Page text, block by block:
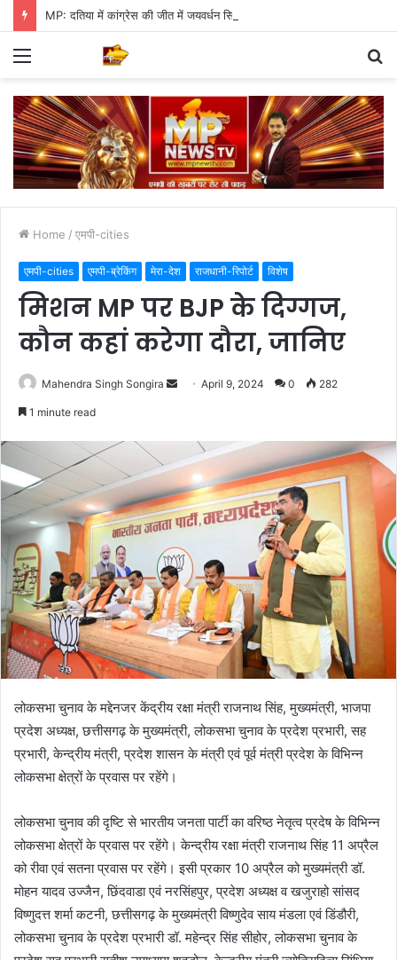
MP: दतिया में कांग्रेस की जीत में जयवर्धन सिंह का जादू, 35 में 30 बूथ जीते
Menu
Home / एमपी-cities
एमपी-cities एमपी-ब्रेकिंग मेरा-देश राजधानी-रिपोर्ट विशेष
मिशन MP पर BJP के दिग्गज,
कौन कहां करेगा दौरा, जानिए
Mahendra Singh Songira
Send April 9, 2024 0 282
1 minute read
लोकसभा चुनाव के मद्देनजर केंद्रीय रक्षा मंत्री राजनाथ सिंह, मुख्यमंत्री, भाजपा
प्रदेश अध्यक्ष, छत्तीसगढ़ के मुख्यमंत्री, लोकसभा चुनाव के प्रदेश प्रभारी, सह
प्रभारी, केन्द्रीय मंत्री, प्रदेश शासन के मंत्री एवं पूर्व मंत्री प्रदेश के विभिन्न
लोकसभा क्षेत्रों के प्रवास पर रहेंगे।
लोकसभा चुनाव की दृष्टि से भारतीय जनता पार्टी का वरिष्ठ नेतृत्व प्रदेष के विभिन्न
लोकसभा क्षेत्रों के प्रवास पर रहेंगे। केन्द्रीय रक्षा मंत्री राजनाथ सिंह 11 अप्रैल
को रीवा एवं सतना प्रवास पर रहेंगे। इसी प्रकार 10 अप्रैल को मुख्यमंत्री डॉ.
मोहन यादव उज्जैन, छिंदवाडा एवं नरसिंहपुर, प्रदेश अध्यक्ष व खजुराहो सांसद
विष्णुदत्त शर्मा कटनी, छत्तीसगढ़ के मुख्यमंत्री विष्णुदेव साय मंडला एवं डिंडौरी,
लोकसभा चुनाव के प्रदेश प्रभारी डॉ. महेन्द्र सिंह सीहोर, लोकसभा चुनाव के